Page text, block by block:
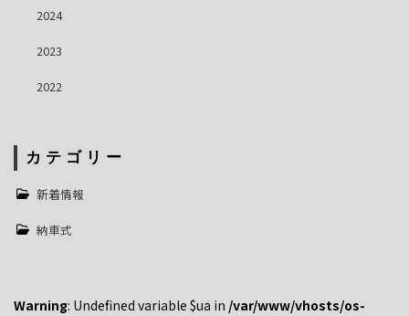
2024
2023
2022
カテゴリー
新着情報
納車式
Warning: Undefined variable $ua in /var/www/vhosts/os-